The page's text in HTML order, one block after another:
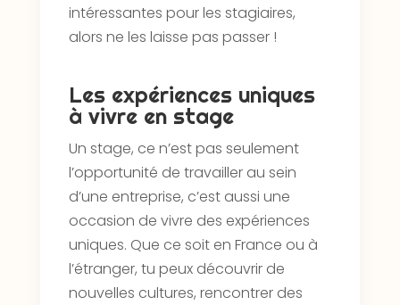
intéressantes pour les stagiaires,
alors ne les laisse pas passer !
Les expériences uniques
à vivre en stage
Un stage, ce n’est pas seulement
l’opportunité de travailler au sein
d’une entreprise, c’est aussi une
occasion de vivre des expériences
uniques. Que ce soit en France ou à
l’étranger, tu peux découvrir de
nouvelles cultures, rencontrer des